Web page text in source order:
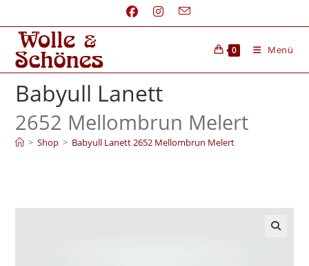
0 Menü
Babyull Lanett
2652 Mellombrun Melert
> Shop > Babyull Lanett 2652 Mellombrun Melert